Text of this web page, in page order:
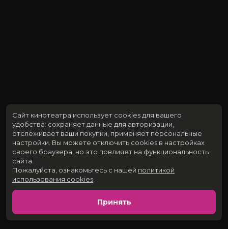
Сайт кинотеатра использует cookies для вашего
удобства: сохраняет данные для авторизации,
отслеживает ваши покупки, применяет персональные
настройки. Вы можете отключить cookies в настройках
своего браузера, но это повлияет на функциональность
сайта.
Пожалуйста, ознакомьтесь с нашей политикой
использования cookies
Принять